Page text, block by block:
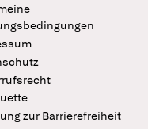
zur Barrierefreiheit